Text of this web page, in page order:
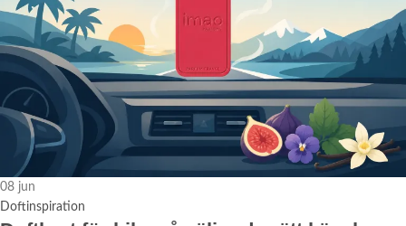
08 jun
Doftinspiration